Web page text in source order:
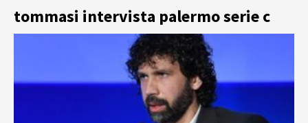
tommasi intervista palermo serie c